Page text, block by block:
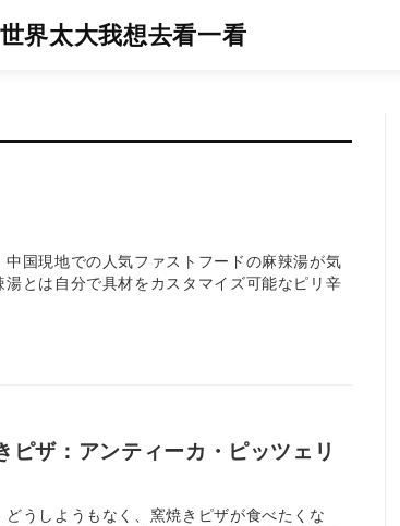
世界太大我想去看一看
国現地での人気ファストフードの麻辣湯が気
とは自分で具材をカスタマイズ可能なピリ辛
ピザ：アンティーカ・ピッツェリ
うしようもなく、窯焼きピザが食べたくな